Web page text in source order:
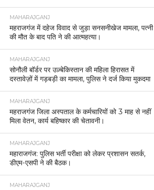
MAHARAJGANJ
महराजगंज में दहेज विवाद से जुड़ा सनसनीखेज मामला, पत्नी
की मौत के बाद पति ने की आत्महत्या।
MAHARAJGANJ
सोनौली बॉर्डर पर उज़्बेकिस्तान की महिला हिरासत में
दस्तावेज़ों में गड़बड़ी का मामला, पुलिस ने दर्ज किया मुकदमा
MAHARAJGANJ
महराजगंज जिला अस्पताल के कर्मचारियों को 3 माह से नहीं
मिला वेतन, कार्य बहिष्कार की चेतावनी।
MAHARAJGANJ
महाराजगंज: पुलिस भर्ती परीक्षा को लेकर प्रशासन सतर्क,
डीएम-एसपी ने की बैठक।
MAHARAJGANJ